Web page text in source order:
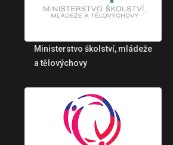
Ministerstvo školství, mládeže
a tělovýchovy